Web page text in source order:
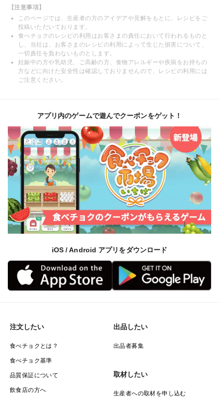
【注意事項】
このページでは、生産者の方のアイデアや見解をもとに、レシピをご
投稿いただいております。
食べチョクのレシピの利用はお客さまの責任において行われるものと
し、当社は、お客さまのレシピの利用によって生じた損害について、
一切責任を負わないものとします。
妊娠中の方や乳幼児、ご高齢の方、食物アレルギーや疾病をお持ちの
方などに向けた安全性は確認しておりませんので、レシピの利用には
ご注意ください。
アプリ内のゲームで遊んでクーポンをゲット！
iOS / Android アプリをダウンロード
注文したい
食べチョクとは？
食べチョク基準
品質保証について
飲食店の方へ
出品したい
出品者募集
取材したい
生産者への取材を申し込む